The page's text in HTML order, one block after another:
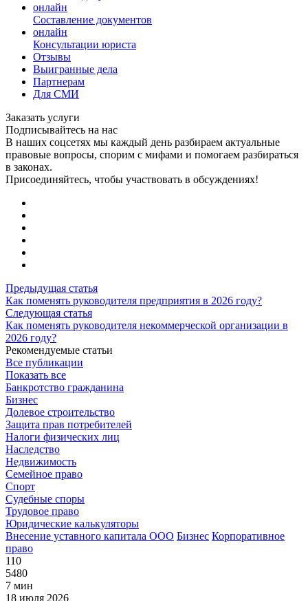
онлайн
Составление документов
онлайн
Консультации юриста
Отзывы
Выигранные дела
Партнерам
Для СМИ
Заказать услуги
Подписывайтесь на нас
В наших соцсетях мы каждый день разбираем актуальные
правовые вопросы, спорим с мифами и помогаем разбираться
в законах.
Присоединяйтесь, чтобы участвовать в обсуждениях!
Предыдущая статья
Как поменять руководителя предприятия в 2026 году?
Следующая статья
Как поменять руководителя некоммерческой организации в
2026 году?
Рекомендуемые статьи
Все публикации
Показать все
Банкротство гражданина
Бизнес
Долевое строительство
Защита прав потребителей
Налоги физических лиц
Наследство
Недвижимость
Семейное право
Спорт
Судебные споры
Трудовое право
Юридические калькуляторы
Внесение уставного капитала ООО Бизнес Корпоративное
право
110
5480
7 мин
18 июля 2026